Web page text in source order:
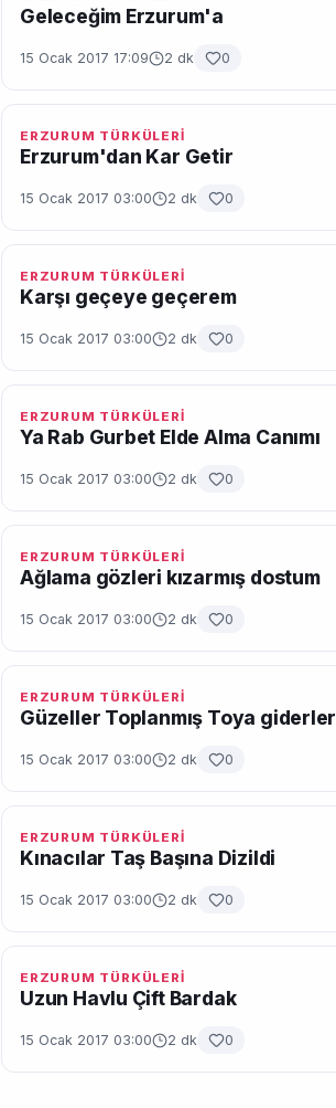
Geleceğim Erzurum'a
15 Ocak 2017 17:09 2 dk 0
ERZURUM TÜRKÜLERİ
Erzurum'dan Kar Getir
15 Ocak 2017 03:00 2 dk 0
ERZURUM TÜRKÜLERİ
Karşı geçeye geçerem
15 Ocak 2017 03:00 2 dk 0
ERZURUM TÜRKÜLERİ
Ya Rab Gurbet Elde Alma Canımı
15 Ocak 2017 03:00 2 dk 0
ERZURUM TÜRKÜLERİ
Ağlama gözleri kızarmış dostum
15 Ocak 2017 03:00 2 dk 0
ERZURUM TÜRKÜLERİ
Güzeller Toplanmış Toya giderler
15 Ocak 2017 03:00 2 dk 0
ERZURUM TÜRKÜLERİ
Kınacılar Taş Başına Dizildi
15 Ocak 2017 03:00 2 dk 0
ERZURUM TÜRKÜLERİ
Uzun Havlu Çift Bardak
15 Ocak 2017 03:00 2 dk 0